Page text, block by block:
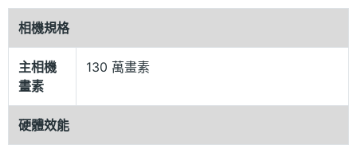
mm，連標準電池重量約 90 克，絕對是型人首選。
功能卓越
相機規格
主相機
畫素
130 萬畫素
硬體效能